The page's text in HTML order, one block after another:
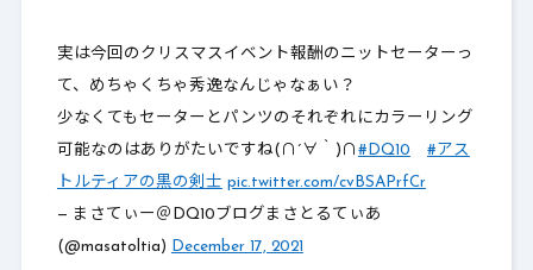
実は今回のクリスマスイベント報酬のニットセーターっ
て、めちゃくちゃ秀逸なんじゃなぁい？
少なくてもセーターとパンツのそれぞれにカラーリング
可能なのはありがたいですね(∩´∀｀)∩ #DQ10 #アス
トルティアの黒の剣士 pic.twitter.com/cvBSAPrfCr
— まさてぃー＠DQ10ブログまさとるてぃあ
(@masatoltia) December 17, 2021